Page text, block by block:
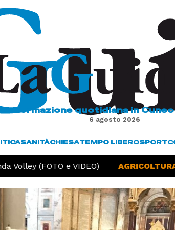
L'informazione quotidiana in
6 agosto 2026
SANITÀCHIESATEMPO LIBEROSPORT
(FOTO e VIDEO)